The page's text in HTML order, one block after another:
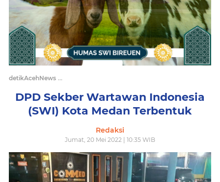
detikAcehNews /
DPD Sekber Wartawan Indonesia
(SWI) Kota Medan Terbentuk
Redaksi
Jumat, 20 Mei 2022 | 10:35 WIB